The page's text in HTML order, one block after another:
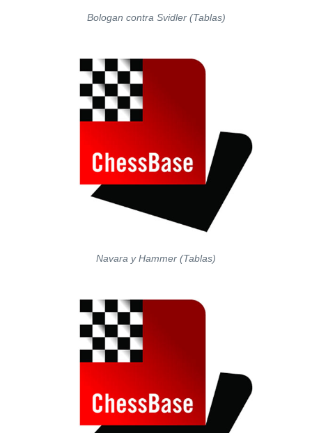
Bologan contra Svidler (Tablas)
Navara y Hammer (Tablas)